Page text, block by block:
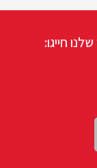
חייגו: